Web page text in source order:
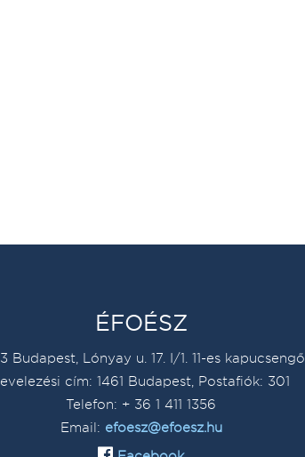
ÉFOÉSZ
Budapest, Lónyay u. 17. I/1. 11-es kapucsengő
cím: 1461 Budapest, Postafiók: 301
Telefon: + 36 1 411 1356
Email: efoesz@efoesz.hu